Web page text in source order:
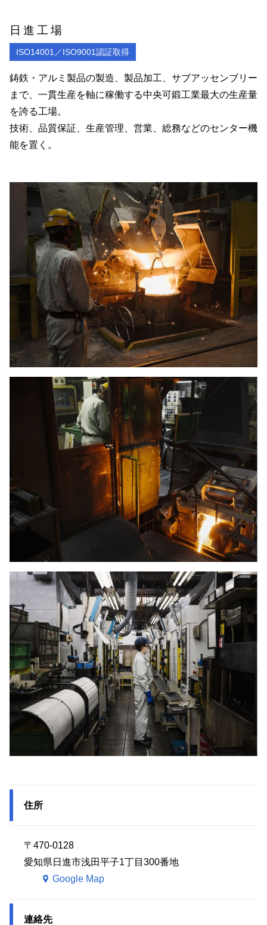
日進工場
ISO14001／ISO9001認証取得
鋳鉄・アルミ製品の製造、製品加工、サブアッセンブリー
まで、一貫生産を軸に稼働する中央可鍛工業最大の生産量
を誇る工場。
技術、品質保証、生産管理、営業、総務などのセンター機
能を置く。
住所
〒470-0128
愛知県日進市浅田平子1丁目300番地
Google Map
連絡先